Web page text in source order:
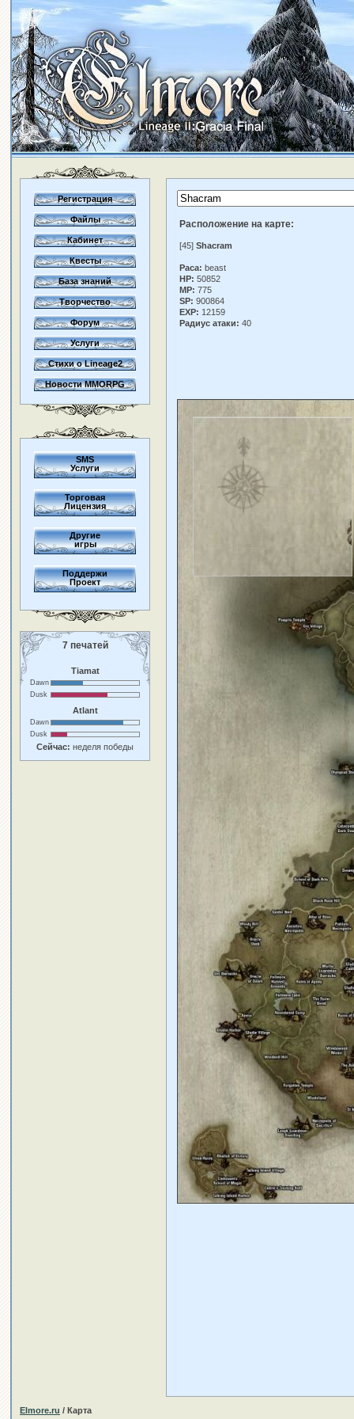
Регистрация
Файлы
Кабинет
Квесты
База знаний
Творчество
Форум
Услуги
Стихи о Lineage2
Новости MMORPG
SMS
Услуги
Торговая
Лицензия
Другие
игры
Поддержи
Проект
7 печатей
Tiamat
Dawn
Dusk
Atlant
Dawn
Dusk
Сейчас: неделя победы
Расположение на карте:
[45] Shacram
Раса: beast
HP: 50852
MP: 775
SP: 900864
EXP: 12159
Радиус атаки: 40
Elmore.ru / Карта